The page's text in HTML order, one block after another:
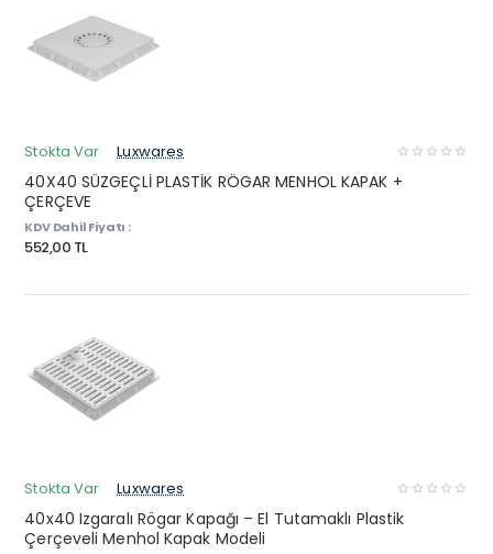
Stokta Var Luxwares
40X40 SÜZGEÇLİ PLASTİK RÖGAR MENHOL KAPAK +
ÇERÇEVE
KDV Dahil Fiyatı :
552,00 TL
Stokta Var Luxwares
40x40 Izgaralı Rögar Kapağı – El Tutamaklı Plastik
Çerçeveli Menhol Kapak Modeli